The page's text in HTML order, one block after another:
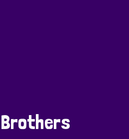
Brothers